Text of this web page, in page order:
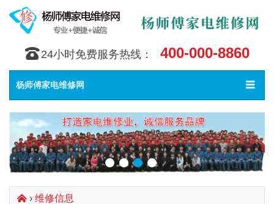
󰇯 24小时免费服务热线： 400-000-8860
Toggle
󰀥
杨师傅家电维修网
󰄫 › 维修信息